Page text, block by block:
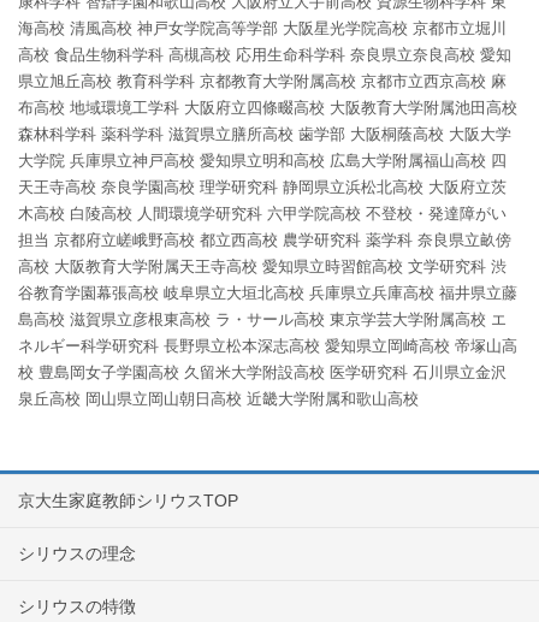
海高校 清風高校 神戸女学院高等学部 大阪星光学院高校 京都市立堀川
高校 食品生物科学科 高槻高校 応用生命科学科 奈良県立奈良高校 愛知
県立旭丘高校 教育科学科 京都教育大学附属高校 京都市立西京高校 麻
布高校 地域環境工学科 大阪府立四條畷高校 大阪教育大学附属池田高校
森林科学科 薬科学科 滋賀県立膳所高校 歯学部 大阪桐蔭高校 大阪大学
大学院 兵庫県立神戸高校 愛知県立明和高校 広島大学附属福山高校 四
天王寺高校 奈良学園高校 理学研究科 静岡県立浜松北高校 大阪府立茨
木高校 白陵高校 人間環境学研究科 六甲学院高校 不登校・発達障がい
担当 京都府立嵯峨野高校 都立西高校 農学研究科 薬学科 奈良県立畝傍
高校 大阪教育大学附属天王寺高校 愛知県立時習館高校 文学研究科 渋
谷教育学園幕張高校 岐阜県立大垣北高校 兵庫県立兵庫高校 福井県立藤
島高校 滋賀県立彦根東高校 ラ・サール高校 東京学芸大学附属高校 エ
ネルギー科学研究科 長野県立松本深志高校 愛知県立岡崎高校 帝塚山高
校 豊島岡女子学園高校 久留米大学附設高校 医学研究科 石川県立金沢
泉丘高校 岡山県立岡山朝日高校 近畿大学附属和歌山高校
京大生家庭教師シリウスTOP
シリウスの理念
シリウスの特徴